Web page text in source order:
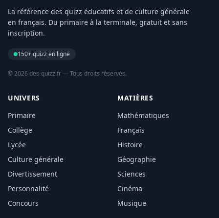
La référence des quizz éducatifs et de culture générale
en français. Du primaire à la terminale, gratuit et sans
inscription.
150+ quizz en ligne
© 2026 des-quizz.fr — Tous droits réservés.
UNIVERS
Primaire
Collège
Lycée
Culture générale
Divertissement
Personnalité
Concours
MATIÈRES
Mathématiques
Français
Histoire
Géographie
Sciences
Cinéma
Musique